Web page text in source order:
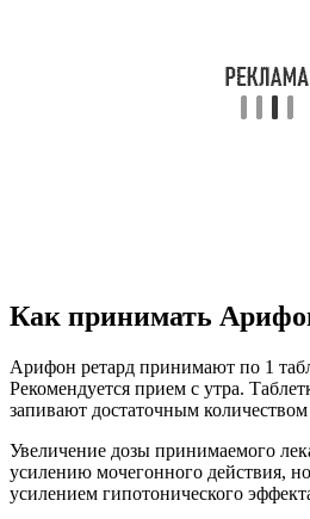
Как принимать
Арифон ретард принимают по 1
Рекомендуется прием с утра.
запивают достаточным
Увеличение дозы принимаемого
усилению мочегонного действия,
усилением гипотонического